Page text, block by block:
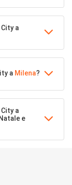
a
a Milena?
a
e